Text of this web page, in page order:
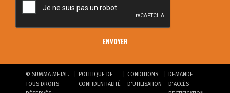
© SUMMA METAL.
TOUS DROITS
|
POLITIQUE DE
CONFIDENTIALITÉ
| CONDITIONS
D’UTILISATION
|
DEMANDE
D’ACCÈS-